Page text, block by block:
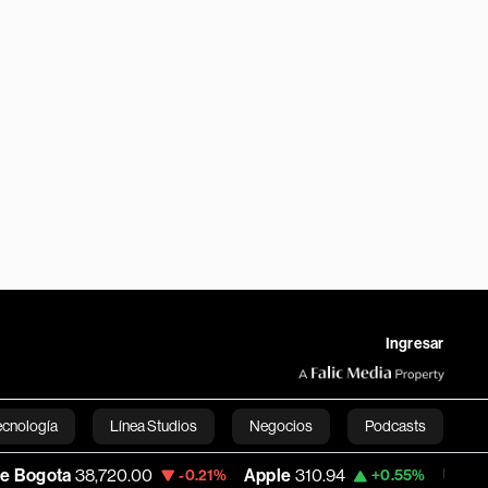
Ingresar
Línea Studios Negocios Podcasts
English-0.21% Apple 310.94 +0.55% USD COP